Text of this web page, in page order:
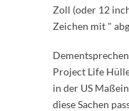
Zoll (oder 12
Zeichen mit "
Project Life
in der US
diese Sachen